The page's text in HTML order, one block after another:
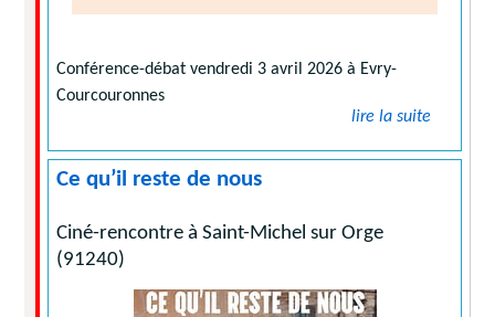
Conférence-débat vendredi 3 avril 2026 à Evry-
Courcouronnes
lire la suite
Ce qu’il reste de nous
Ciné-rencontre à Saint-Michel sur Orge
(91240)